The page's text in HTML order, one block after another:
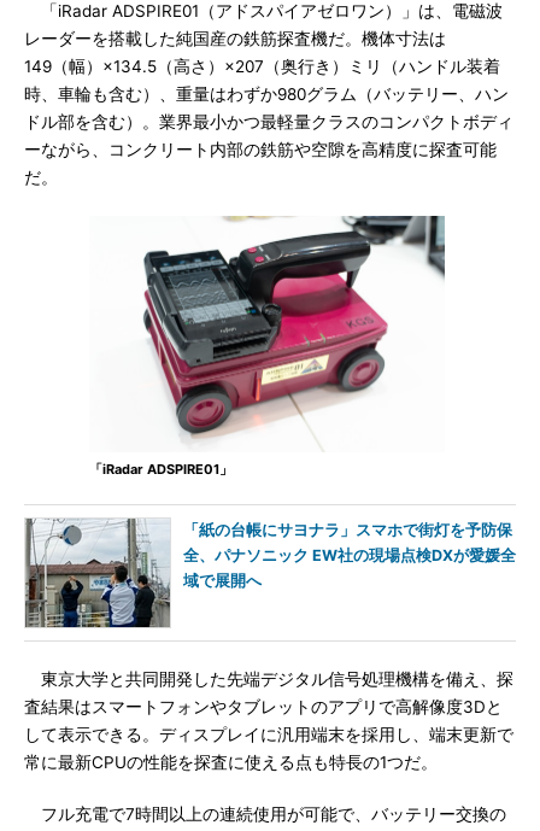
「iRadar ADSPIRE01（アドスパイアゼロワン）」は、電磁波
レーダーを搭載した純国産の鉄筋探査機だ。機体寸法は
149（幅）×134.5（高さ）×207（奥行き）ミリ（ハンドル装着
時、車輪も含む）、重量はわずか980グラム（バッテリー、ハン
ドル部を含む）。業界最小かつ最軽量クラスのコンパクトボディ
ーながら、コンクリート内部の鉄筋や空隙を高精度に探査可能
だ。
「iRadar ADSPIRE01」
「紙の台帳にサヨナラ」スマホで街灯を予防保
全、パナソニック EW社の現場点検DXが愛媛全
域で展開へ
東京大学と共同開発した先端デジタル信号処理機構を備え、探
査結果はスマートフォンやタブレットのアプリで高解像度3Dと
して表示できる。ディスプレイに汎用端末を採用し、端末更新で
常に最新CPUの性能を探査に使える点も特長の1つだ。
フル充電で7時間以上の連続使用が可能で、バッテリー交換の